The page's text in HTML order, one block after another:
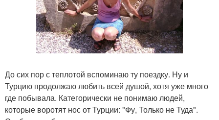
До сих пор с теплотой вспоминаю ту поездку. Ну и
Турцию продолжаю любить всей душой, хотя уже много
где побывала. Категорически не понимаю людей,
которые воротят нос от Турции: "Фу, Только не Туда".